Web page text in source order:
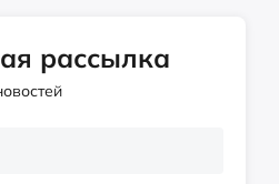
рассылка